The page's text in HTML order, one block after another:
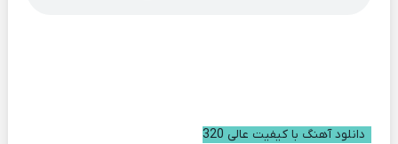
دانلود آهنگ با کیفیت عالی 320